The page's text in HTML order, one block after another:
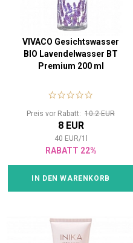
VIVACO Gesichtswasser
BIO Lavendelwasser BT
Premium 200 ml
Preis vor Rabatt: 10.2 EUR
8 EUR
40 EUR/1
RABATT 22%
IN DEN WARENKORB